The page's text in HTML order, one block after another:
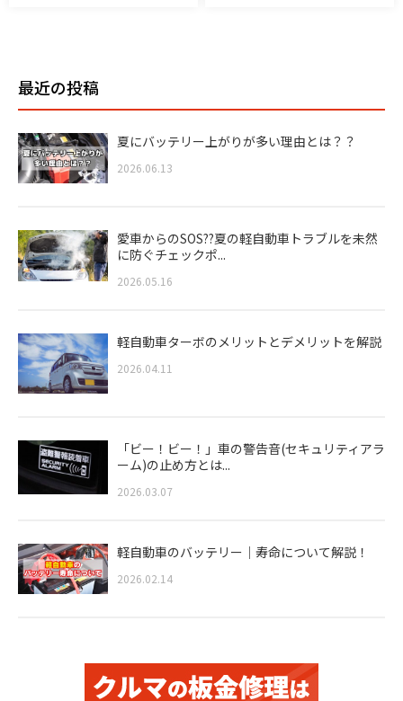
最近の投稿
夏にバッテリー上がりが多い理由とは？？
2026.06.13
愛車からのSOS??夏の軽自動車トラブルを未然
に防ぐチェックポ...
2026.05.16
軽自動車ターボのメリットとデメリットを解説
2026.04.11
「ビー！ビー！」車の警告音(セキュリティアラ
ーム)の止め方とは...
2026.03.07
軽自動車のバッテリー｜寿命について解説！
2026.02.14